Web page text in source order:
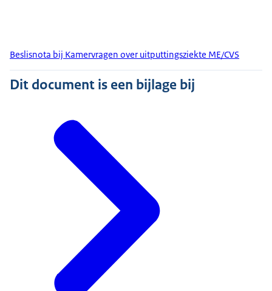
Beslisnota bij Kamervragen over uitputtingsziekte ME/CVS
Dit document is een bijlage bij